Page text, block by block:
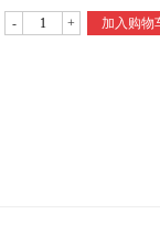
- + 加入购物